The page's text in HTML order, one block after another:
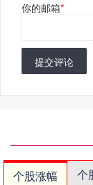
你的邮箱*
提交评论
个股涨幅 个